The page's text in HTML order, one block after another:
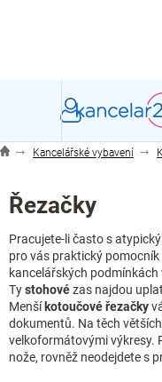
Kancelářské vybavení
Řezačky
Pracujete-li často s
pro vás praktický
kancelářských
Tystohovézas najdou
Menší kotoučové řezačky
dokumentů. Na těch
velkoformátovými výkresy.
nože, rovněž neodejdete s